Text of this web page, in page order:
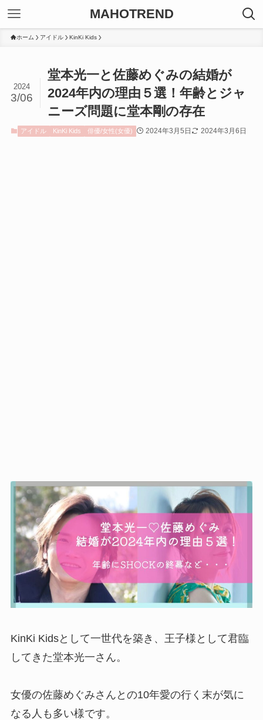
MAHOTREND
ホーム アイドル KinKi Kids
堂本光一と佐藤めぐみの結婚が
2024年内の理由５選！年齢とジャ
ニーズ問題に堂本剛の存在
2024
3/06
アイドル KinKi Kids 俳優/女性(女優) 2024年3月5日 2024年3月6日
KinKi Kidsとして一世代を築き、王子様として君臨
してきた堂本光一さん。
女優の佐藤めぐみさんとの10年愛の行く末が気に
なる人も多い様です。